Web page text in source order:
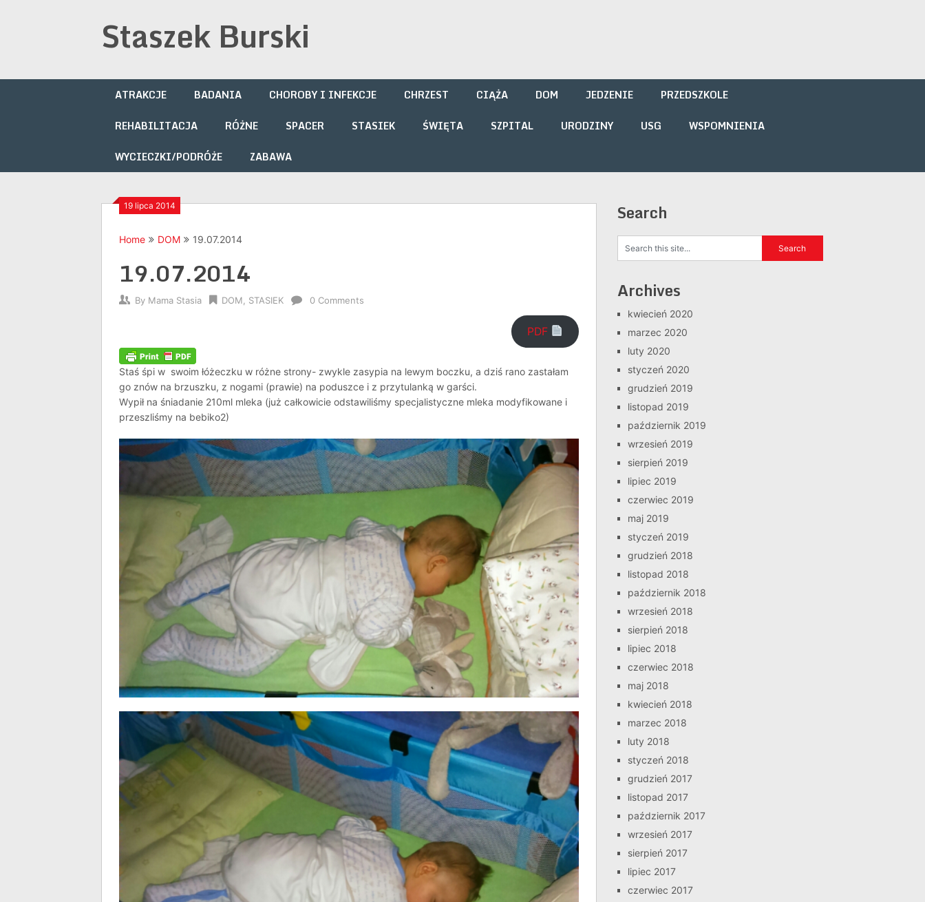
Staszek Burski
ATRAKCJE BADANIA CHOROBY I INFEKCJE CHRZEST CIĄŻA DOM JEDZENIE
PRZEDSZKOLE
REHABILITACJA
RÓŻNE SPACER STASIEK ŚWIĘTA SZPITAL URODZINY USG
WSPOMNIENIA
WYCIECZKI/PODRÓŻE
ZABAWA
19 lipca 2014
Home DOM 19.07.2014
19.07.2014
By Mama Stasia DOM STASIEK 0 Comments
PDF
Staś śpi w swoim łóżeczku w różne strony- zwykle zasypia na lewym boczku, a dziś rano zastałam
go znów na brzuszku, z nogami (prawie) na poduszce i z przytulanką w garści.
Wypił na śniadanie 210ml mleka (już całkowicie odstawiliśmy specjalistyczne mleka modyfikowane i
przeszliśmy na bebiko2)
Search
Archives
kwiecień 2020
marzec 2020
luty 2020
styczeń 2020
grudzień 2019
listopad 2019
październik 2019
wrzesień 2019
sierpień 2019
lipiec 2019
czerwiec 2019
maj 2019
styczeń 2019
grudzień 2018
listopad 2018
październik 2018
wrzesień 2018
sierpień 2018
lipiec 2018
czerwiec 2018
maj 2018
kwiecień 2018
marzec 2018
luty 2018
styczeń 2018
grudzień 2017
listopad 2017
październik 2017
wrzesień 2017
sierpień 2017
lipiec 2017
czerwiec 2017